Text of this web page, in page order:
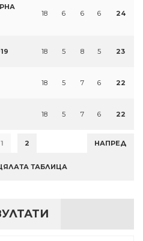
18 6 6 6 24
18 5 8 5 23
18 5 7 6 22
18 5 7 6 22
1 2 НАПРЕД
ТАБЛИЦА